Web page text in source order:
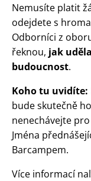
Nemusíte platit
odejdete s
Odborníci z
řeknou, jak
budoucnost.
Koho tu uvidíte:
bude skutečně
nenechávejte
Jména
Barcampem.
Více informací